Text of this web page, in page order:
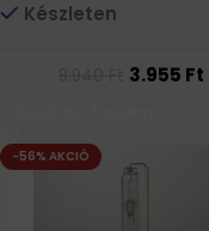
Készleten
3.955 Ft
-56% AKCIÓ